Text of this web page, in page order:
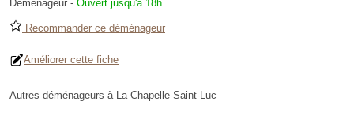
Déménageur - Ouvert jusqu'à 18h
Recommander ce déménageur
Améliorer cette fiche
Autres déménageurs à La Chapelle-Saint-Luc